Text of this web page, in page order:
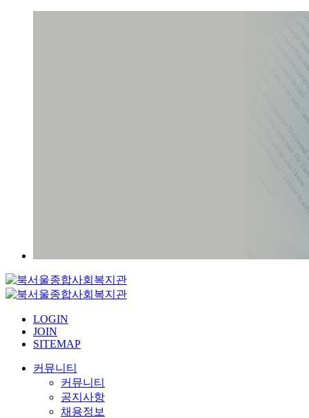
LOGIN
JOIN
SITEMAP
커뮤니티
커뮤니티
공지사항
채용정보